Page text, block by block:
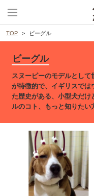
TOP ビーグル
ビーグル
スヌーピーのモデルとし
が特徴的で、イギリスでは
た歴史がある、小型犬だけ
ルのコト、もっと知りたい